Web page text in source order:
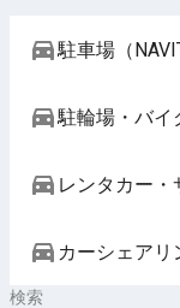
駐車場（
駐輪場・バイ
レンタカー・
カーシェアリ
検索